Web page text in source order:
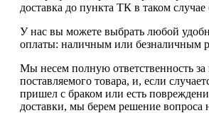
доставка до пункта ТК в таком случае
У нас вы можете выбрать любой
оплаты: наличным или безналичным
Мы несем полную ответственность за
поставляемого товара, и, если
пришел с браком или есть
доставки, мы берем решение вопроса